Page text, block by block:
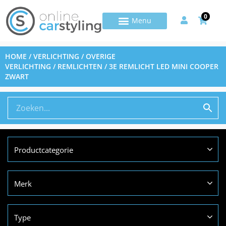
0
HOME /VERLICHTING /OVERIGE
VERLICHTING / REMLICHTEN / 3E REMLICHT LED MINI COOPER
ZWART
Productcategorie
Merk
Type